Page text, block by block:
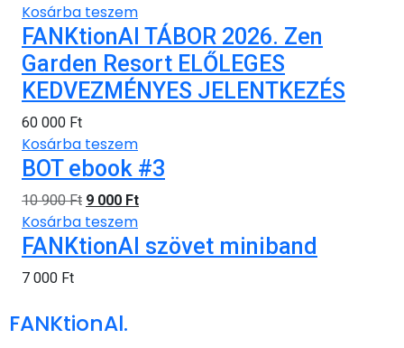
Kosárba teszem
FANKtionAl TÁBOR 2026. Zen
Garden Resort ELŐLEGES
KEDVEZMÉNYES JELENTKEZÉS
60 000 Ft
Kosárba teszem
BOT ebook #3
10 900Ft 9 000 Ft
Kosárba teszem
FANKtionAl szövet miniband
7 000 Ft
FANKtionAl.